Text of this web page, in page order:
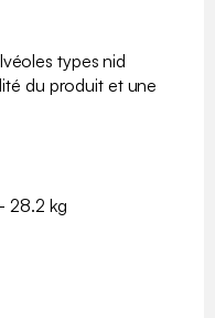
types nid
du produit et une
28.2 kg